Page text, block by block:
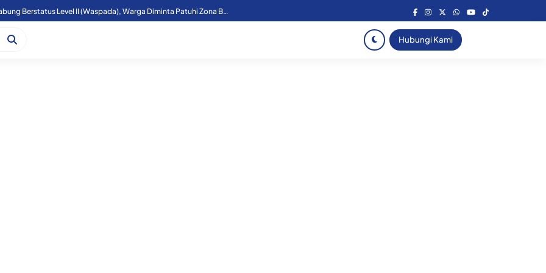
Aktivitas Gunung Sinabung Berstatus Level II (Waspada), Warga Diminta Patuhi Zona Bahaya
Hubungi Kami